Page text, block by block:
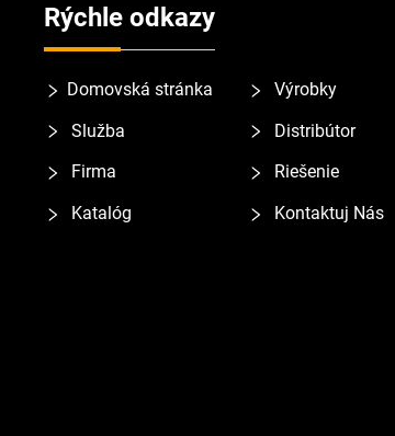
Rýchle odkazy
Domovská stránka
Výrobky
Služba
Distribútor
Firma
Riešenie
Katalóg
Kontaktuj Nás